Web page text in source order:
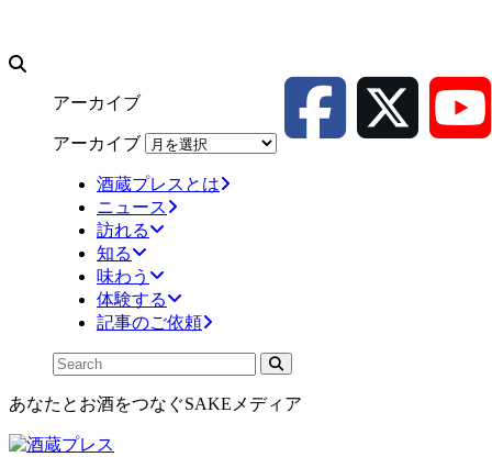
アーカイブ
アーカイブ
酒蔵プレスとは
ニュース
訪れる
知る
味わう
体験する
記事のご依頼
あなたとお酒をつなぐSAKEメディア